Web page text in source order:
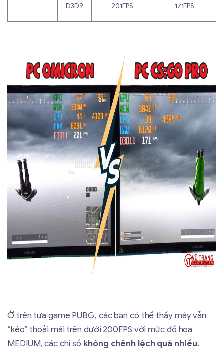
D3D9 201FPS 171FPS
Ở trên tựa game PUBG, các bạn có thể thấy máy vẫn
“kéo” thoải mái trên dưới 200FPS với mức đồ họa
MEDIUM, các chỉ số không chênh lệch quá nhiều.